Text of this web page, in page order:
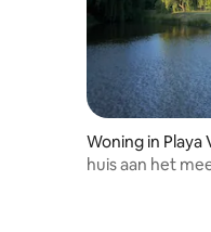
Woning in Playa
huis aan het